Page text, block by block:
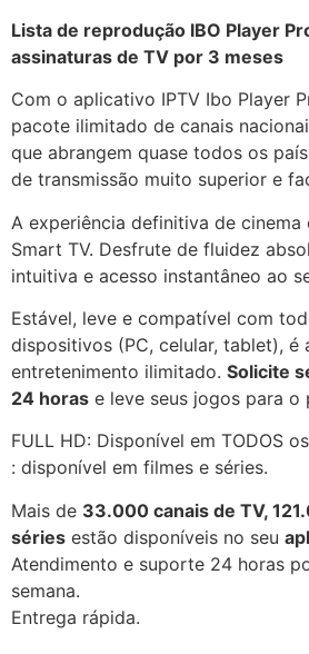
Lista de reprodução IBO Player
assinaturas de TV por 3 meses
Com o aplicativo IPTV Ibo Player
pacote ilimitado de canais
que abrangem quase todos os
de transmissão muito superior e
A experiência definitiva de cinema
Smart TV. Desfrute de fluidez
intuitiva e acesso instantâneo ao
Estável, leve e compatível com
dispositivos (PC, celular, tablet), é
entretenimento ilimitado. Solicite
24 horas e leve seus jogos para o
FULL HD: Disponível em TODOS
: disponível em filmes e séries.
Mais de 33.000 canais de TV,
séries estão disponíveis no seu
Atendimento e suporte 24 horas
semana.
Entrega rápida.